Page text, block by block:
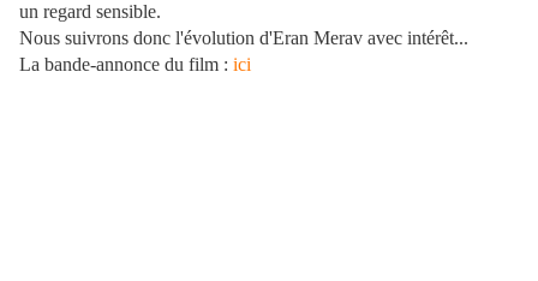
un regard sensible.
Nous suivrons donc l'évolution d'Eran Merav avec intérêt...
La bande-annonce du film : ici